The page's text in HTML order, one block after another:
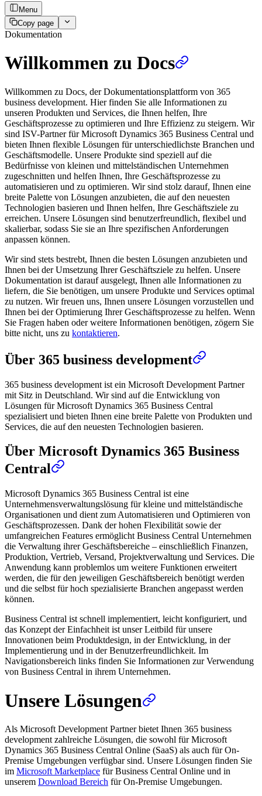
Menu
Copy page
Dokumentation
Willkommen zu Docs
Willkommen zu Docs, der Dokumentationsplattform von 365
business development. Hier finden Sie alle Informationen zu
unseren Produkten und Services, die Ihnen helfen, Ihre
Geschäftsprozesse zu optimieren und Ihre Effizienz zu steigern. Wir
sind ISV-Partner für Microsoft Dynamics 365 Business Central und
bieten Ihnen flexible Lösungen für unterschiedlichste Branchen und
Geschäftsmodelle. Unsere Produkte sind speziell auf die
Bedürfnisse von kleinen und mittelständischen Unternehmen
zugeschnitten und helfen Ihnen, Ihre Geschäftsprozesse zu
automatisieren und zu optimieren. Wir sind stolz darauf, Ihnen eine
breite Palette von Lösungen anzubieten, die auf den neuesten
Technologien basieren und Ihnen helfen, Ihre Geschäftsziele zu
erreichen. Unsere Lösungen sind benutzerfreundlich, flexibel und
skalierbar, sodass Sie sie an Ihre spezifischen Anforderungen
anpassen können.
Wir sind stets bestrebt, Ihnen die besten Lösungen anzubieten und
Ihnen bei der Umsetzung Ihrer Geschäftsziele zu helfen. Unsere
Dokumentation ist darauf ausgelegt, Ihnen alle Informationen zu
liefern, die Sie benötigen, um unsere Produkte und Services optimal
zu nutzen. Wir freuen uns, Ihnen unsere Lösungen vorzustellen und
Ihnen bei der Optimierung Ihrer Geschäftsprozesse zu helfen. Wenn
Sie Fragen haben oder weitere Informationen benötigen, zögern Sie
bitte nicht, uns zu kontaktieren.
Über 365 business development
365 business development ist ein Microsoft Development Partner
mit Sitz in Deutschland. Wir sind auf die Entwicklung von
Lösungen für Microsoft Dynamics 365 Business Central
spezialisiert und bieten Ihnen eine breite Palette von Produkten und
Services, die auf den neuesten Technologien basieren.
Über Microsoft Dynamics 365 Business
Central
Microsoft Dynamics 365 Business Central ist eine
Unternehmensverwaltungslösung für kleine und mittelständische
Organisationen und dient zum Automatisieren und Optimieren von
Geschäftsprozessen. Dank der hohen Flexibilität sowie der
umfangreichen Features ermöglicht Business Central Unternehmen
die Verwaltung ihrer Geschäftsbereiche – einschließlich Finanzen,
Produktion, Vertrieb, Versand, Projektverwaltung und Services. Die
Anwendung kann problemlos um weitere Funktionen erweitert
werden, die für den jeweiligen Geschäftsbereich benötigt werden
und die selbst für hoch spezialisierte Branchen angepasst werden
können.
Business Central ist schnell implementiert, leicht konfiguriert, und
das Konzept der Einfachheit ist unser Leitbild für unsere
Innovationen beim Produktdesign, in der Entwicklung, in der
Implementierung und in der Benutzerfreundlichkeit. Im
Navigationsbereich links finden Sie Informationen zur Verwendung
von Business Central in ihrem Unternehmen.
Unsere Lösungen
Als Microsoft Development Partner bietet Ihnen 365 business
development zahlreiche Lösungen, die sowohl für Microsoft
Dynamics 365 Business Central Online (SaaS) als auch für On-
Premise Umgebungen verfügbar sind. Unsere Lösungen finden Sie
im Microsoft Marketplace für Business Central Online und in
unserem Download Bereich für On-Premise Umgebungen.